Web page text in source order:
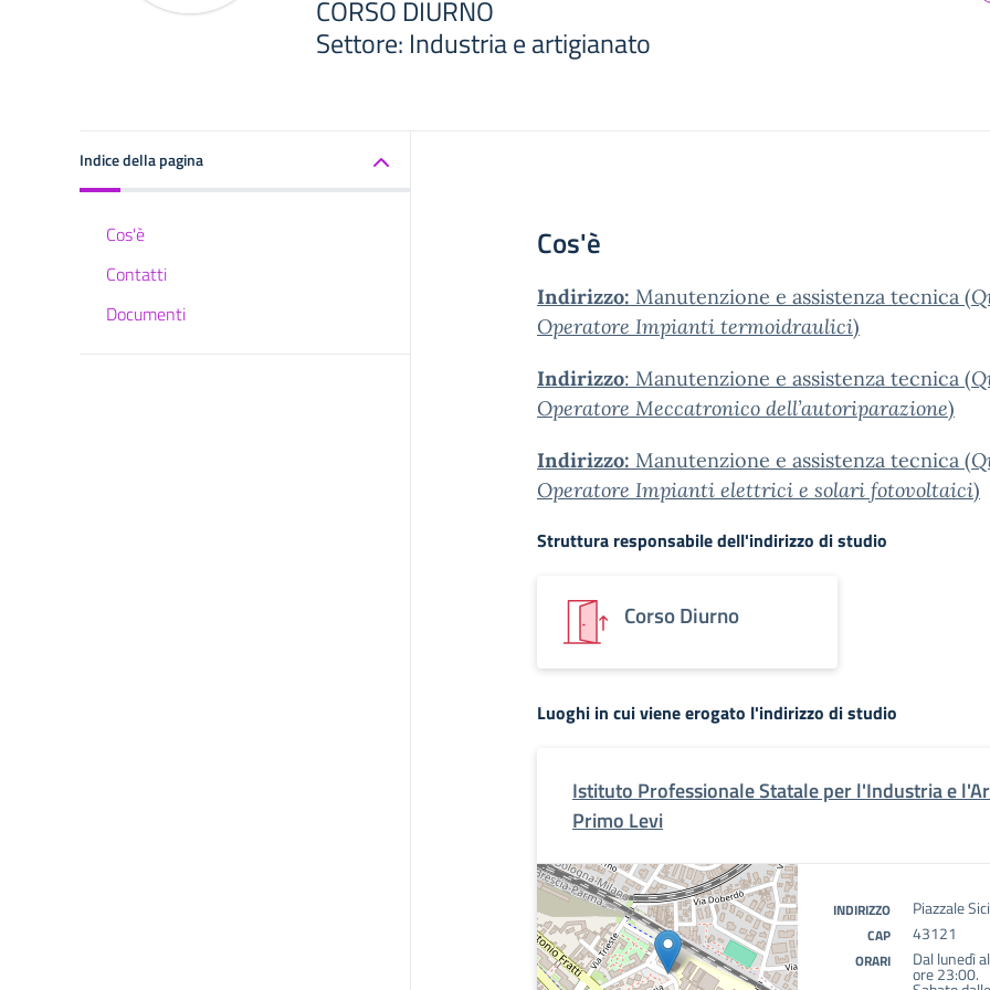
CORSO DIURNO
Settore: Industria e artigianato
Indice della pagina
Cos'è
Contatti
Documenti
Cos'è
Indirizzo: Manutenzione e assistenza tecnica (
Operatore Impianti termoidraulici)
Indirizzo: Manutenzione e assistenza tecnica (
Operatore Meccatronico dell’autoriparazione)
Indirizzo: Manutenzione e assistenza tecnica (
Operatore Impianti elettrici e solari fotovoltaici)
Struttura responsabile dell'indirizzo di studio
Corso Diurno
Luoghi in cui viene erogato l'indirizzo di studio
Istituto Professionale Statale per l'Industria e
Primo Levi
INDIRIZZO Piazzale
CAP 43121
ORARI Dal lunedì
ore 23:00.